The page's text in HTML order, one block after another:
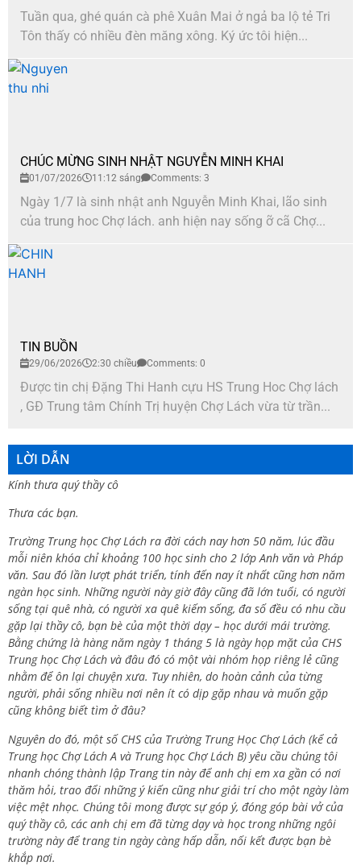
Tuần qua, ghé quán cà phê Xuân Mai ở ngả ba lộ tẻ Tri
Tôn thấy có nhiều đèn măng xông. Ký ức tôi hiện...
CHÚC MỪNG SINH NHẬT NGUYỄN MINH KHAI
01/07/2026 11:12 sáng Comments: 3
Ngày 1/7 là sinh nhật anh Nguyễn Minh Khai, lão sinh
của trung hoc Chợ lách. anh hiện nay sống ỡ cã Chợ...
TIN BUỒN
29/06/2026 2:30 chiều Comments: 0
Được tin chị Đặng Thi Hanh cựu HS Trung Hoc Chợ lách
, GĐ Trung tâm Chính Trị huyện Chợ Lách vừa từ trần...
LỜI DẪN
Kính thưa quý thầy cô
Thưa các bạn.
Trường Trung học Chợ Lách ra đời cách nay hơn 50 năm, lúc đầu
mỗi niên khóa chỉ khoảng 100 học sinh cho 2 lớp Anh văn và Pháp
văn. Sau đó lần lượt phát triển, tính đến nay ít nhất cũng hơn năm
ngàn học sinh. Những người này giờ đây cũng đã lớn tuổi, có người
sống tại quê nhà, có người xa quê kiếm sống, đa số đều có nhu cầu
gặp lại thầy cô, bạn bè của một thời dạy – học dưới mái trường.
Bằng chứng là hàng năm ngày 1 tháng 5 là ngày họp mặt của CHS
Trung học Chợ Lách và đâu đó có một vài nhóm họp riêng lẻ cũng
nhằm để ôn lại chuyện xưa. Tuy nhiên, do hoàn cảnh của từng
người, phải sống nhiều nơi nên ít có dịp gặp nhau và muốn gặp
cũng không biết tìm ở đâu?
Nguyên do đó, một số CHS của Trường Trung Học Chợ Lách (kể cả
Trung học Chợ Lách A và Trung học Chợ Lách B) yêu cầu chúng tôi
nhanh chóng thành lập Trang tin này để anh chị em xa gần có nơi
thăm hỏi, trao đổi những ý kiến cũng như giải trí cho một ngày làm
việc mệt nhọc. Chúng tôi mong được sự góp ý, đóng góp bài vở của
quý thầy cô, các anh chị em đã từng dạy và học trong những ngôi
trường này để trang tin ngày càng hấp dẫn, nối kết được bạn bè
khắp nơi.